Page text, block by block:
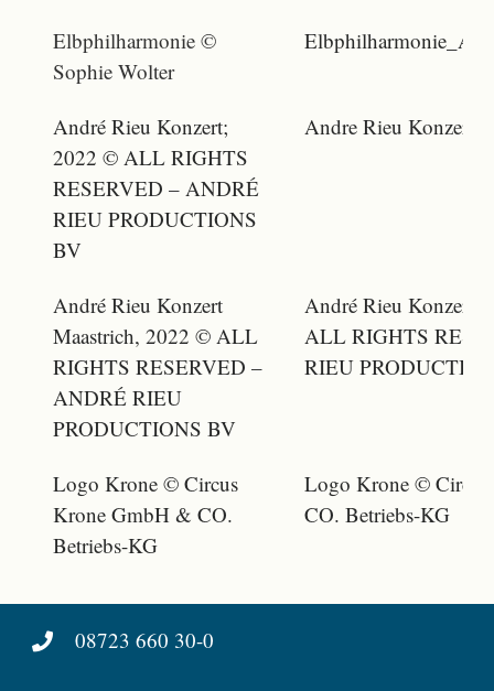
Elbphilharmonie ©
Sophie Wolter
André Rieu Konzert;
2022 © ALL RIGHTS
RESERVED – ANDRÉ
RIEU PRODUCTIONS
BV
Andre Rieu Konzert
André Rieu Konzert
Maastrich, 2022 © ALL
RIGHTS RESERVED –
ANDRÉ RIEU
PRODUCTIONS BV
André Rieu Konzert
ALL RIGHTS
RIEU
Logo Krone © Circus
Krone GmbH & CO.
Betriebs-KG
Logo Krone ©
CO. Betriebs-KG
08723 660 30-0